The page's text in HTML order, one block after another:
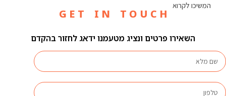
המשיכו לקרוא
G E T I N T O U C H
השאירו פרטים ונציג מטעמנו ידאג לחזור בהקדם